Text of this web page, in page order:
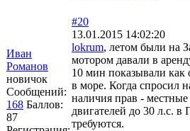
Иван
Романов
новичок
Сообщений:
168 Баллов:
87
#20
13.01.2015 14:02:20
lokrum, летом были на
мотором давали в
10 мин показывали как
в море. Когда спросил
наличия прав - местные
двигателей до 30 л.с. в
требуются.